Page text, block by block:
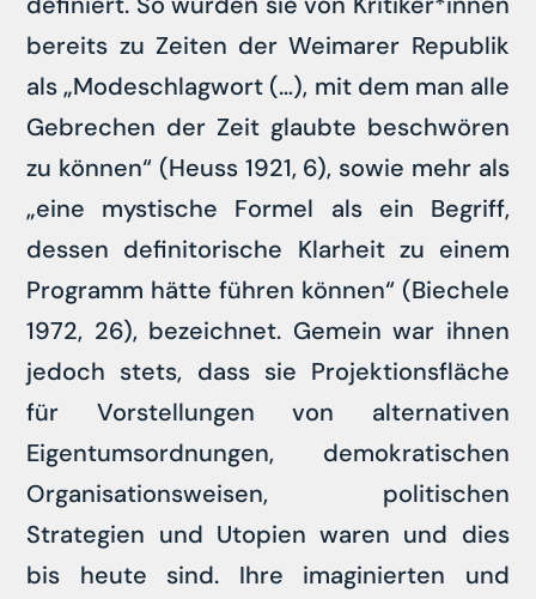
bereits zu Zeiten der Weimarer Republik
als „Modeschlagwort (…), mit dem man alle
Gebrechen der Zeit glaubte beschwören
zu können“ (Heuss 1921, 6), sowie mehr als
„eine mystische Formel als ein Begriff,
dessen definitorische Klarheit zu einem
Programm hätte führen können“ (Biechele
1972, 26), bezeichnet. Gemein war ihnen
jedoch stets, dass sie Projektionsfläche
für Vorstellungen von alternativen
Eigentumsordnungen, demokratischen
Organisationsweisen, politischen
Strategien und Utopien waren und dies
bis heute sind. Ihre imaginierten und